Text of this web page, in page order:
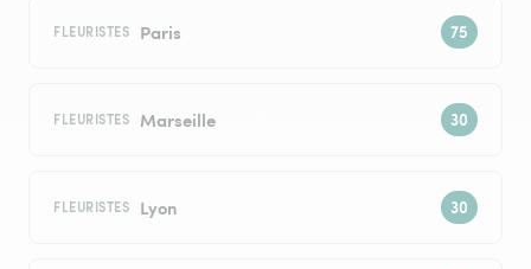
FLEURISTES Paris
FLEURISTES Marseille
FLEURISTES Lyon